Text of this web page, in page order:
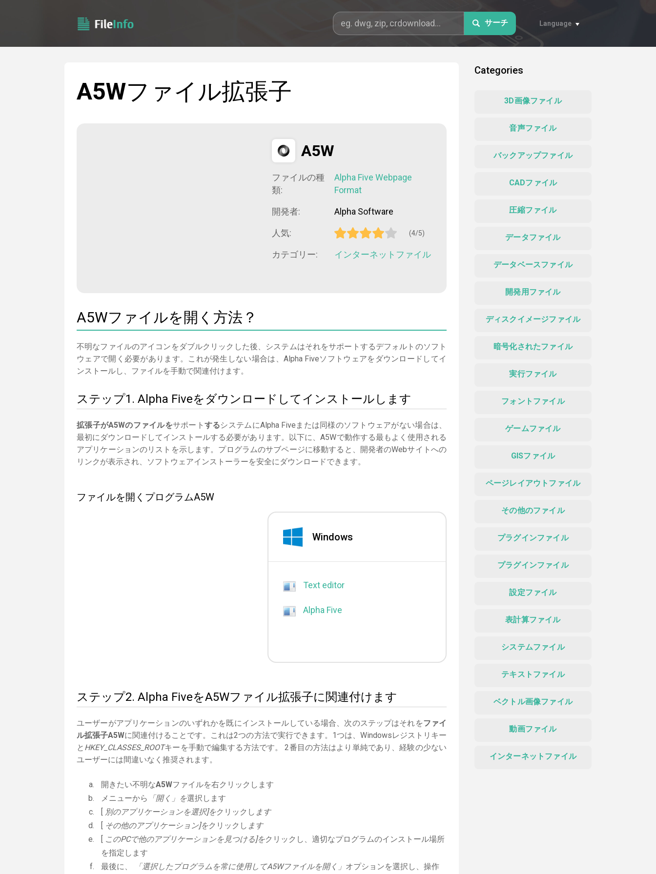
サーチ Language
A5Wファイル拡張子
A5W
ファイルの種
類:
Alpha Five Webpage
Format
開発者: Alpha Software
人気: (4/5)
カテゴリー: インターネットファイル
A5Wファイルを開く方法？
不明なファイルのアイコンをダブルクリックした後、システムはそれをサポートするデフォルトのソフト
ウェアで開く必要があります。これが発生しない場合は、Alpha Fiveソフトウェアをダウンロードしてイ
ンストールし、ファイルを手動で関連付けます。
ステップ1. Alpha Fiveをダウンロードしてインストールします
拡張子がA5Wのファイルをサポート するシステムにAlpha Fiveまたは同様のソフトウェアがない場合は、
最初にダウンロードしてインストールする必要があります。以下に、A5Wで動作する最もよく使用される
アプリケーションのリストを示します。プログラムのサブページに移動すると、開発者のWebサイトへの
リンクが表示され、ソフトウェアインストーラーを安全にダウンロードできます。
ファイルを開くプログラムA5W
Windows
Text editor
Alpha Five
ステップ2. Alpha FiveをA5Wファイル拡張子に関連付けます
ユーザーがアプリケーションのいずれかを既にインストールしている場合、次のステップはそれをファイ
ル拡張子A5Wに関連付けることです。これは2つの方法で実行できます。1つは、Windowsレジストリキー
と HKEY_CLASSES_ROOTキーを手動で編集する方法です。 2番目の方法はより単純であり、経験の少ない
ユーザーには間違いなく推奨されます。
開きたい不明なA5Wファイルを右クリックします
メニューから
「開く」を選択します
[ 別のアプリケーションを選択]をクリックし ます
[ その他のアプリケーション]をクリックし ます
[ このPCで他のアプリケーションを見つける]をクリックし、適切なプログラムのインストール場所
を指定します
最後に、
「選択したプログラムを常に使用してA5Wファイルを開く」 オプションを選択し、操作
Categories
3D画像ファイル
音声ファイル
バックアップファイル
CADファイル
圧縮ファイル
データファイル
データベースファイル
開発用ファイル
ディスクイメージファイル
暗号化されたファイル
実行ファイル
フォントファイル
ゲームファイル
GISファイル
ページレイアウトファイル
その他のファイル
プラグインファイル
プラグインファイル
設定ファイル
表計算ファイル
システムファイル
テキストファイル
ベクトル画像ファイル
動画ファイル
インターネットファイル